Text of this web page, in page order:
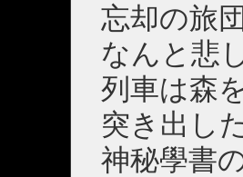
忘却の旅
なんと悲
列車は森
突き出し
神秘學書